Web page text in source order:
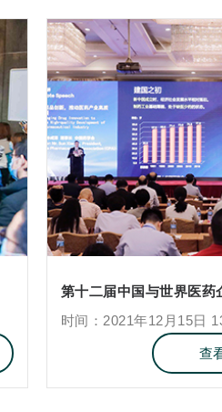
第十二届中国与世界医药
时间：2021年12月15日
查